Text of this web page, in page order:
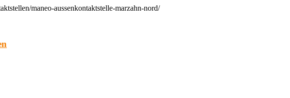
maneo-aussenkontaktstelle-marzahn-nord/